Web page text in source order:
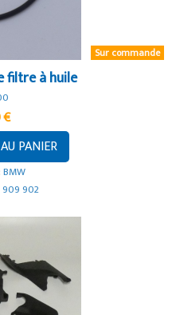
Sur commande
filtre à huile
€
PANIER
BMW
909 902